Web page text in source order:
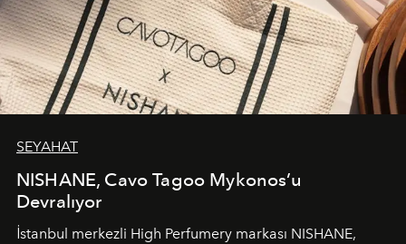
SEYAHAT
NISHANE, Cavo Tagoo Mykonos’u
Devralıyor
İstanbul merkezli High Perfumery markası NISHANE,